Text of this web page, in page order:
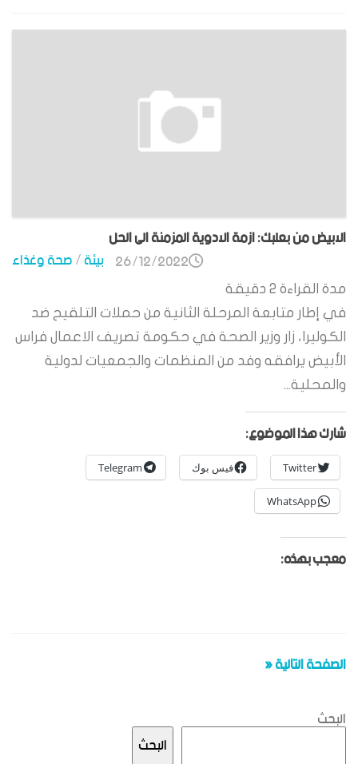
الابيض من بعلبك: ازمة الادوية المزمنة الى الحل
بيئة/صحة وغذاء 26/12/2022
مدة القراءة 2 دقيقة
في إطار متابعة المرحلة الثانية من حملات التلقيح ضد
الكوليرا، زار وزير الصحة في حكومة تصريف الاعمال فراس
الأبيض يرافقه وفد من المنظمات والجمعيات لدولية
والمحلية...
شارك هذا الموضوع:
Twitter فيس بوك Telegram
WhatsApp
معجب بهذه:
الصفحة التالية «
البحث
البحث